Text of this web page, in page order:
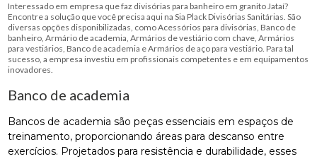
Interessado em empresa que faz divisórias para banheiro em granito Jataí?
Encontre a solução que você precisa aqui na Sia Plack Divisórias Sanitárias. São
diversas opções disponibilizadas, como Acessórios para divisórias, Banco de
banheiro, Armário de academia, Armários de vestiário com chave, Armários
para vestiários, Banco de academia e Armários de aço para vestiário. Para tal
sucesso, a empresa investiu em profissionais competentes e em equipamentos
inovadores.
Banco de academia
Bancos de academia são peças essenciais em espaços de
treinamento, proporcionando áreas para descanso entre
exercícios. Projetados para resistência e durabilidade, esses